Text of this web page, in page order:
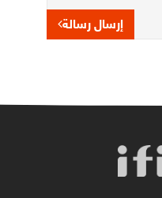
إرسال رسالة